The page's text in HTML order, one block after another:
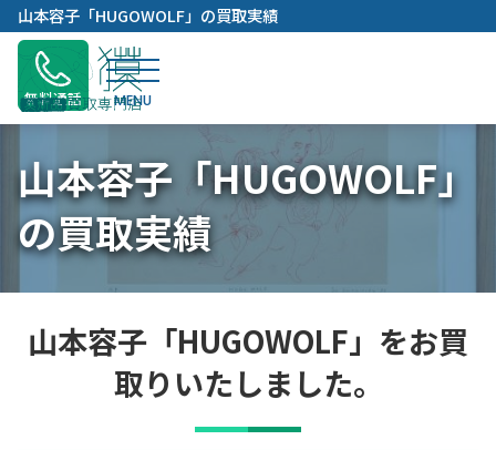
内
容
キ
ッ
プ
山本容子「HUGOWOLF」の買取実績
無料通話
山本容子「HUGOWOLF」
の買取実績
山本容子「HUGOWOLF」をお買
取りいたしました。